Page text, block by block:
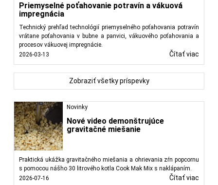
Novinky
Nové video demonštrujúce
gravitačné miešanie
Praktická ukážka gravitačného miešania a ohrievania zŕn popcornu
s pomocou nášho 30 litrového kotla Cook Mak Mix s naklápaním.
2026-07-16
Čítať viac
Priemyselné poťahovanie potravín a vákuová
impregnácia
Technický prehľad technológií priemyselného poťahovania potravín
vrátane poťahovania v bubne a panvici, vákuového poťahovania a
procesov vákuovej impregnácie.
2026-03-13
Čítať viac
Zobraziť všetky príspevky